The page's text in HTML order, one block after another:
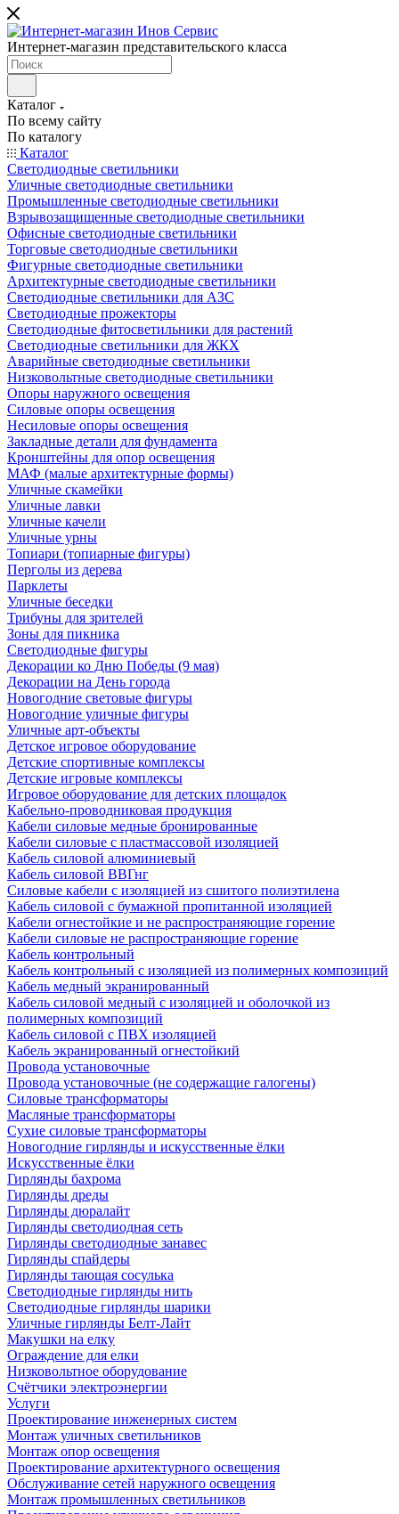
Интернет-магазин представительского класса
Каталог
По всему сайту
По каталогу
Каталог
Светодиодные светильники
Уличные светодиодные светильники
Промышленные светодиодные светильники
Взрывозащищенные светодиодные светильники
Офисные светодиодные светильники
Торговые светодиодные светильники
Фигурные светодиодные светильники
Архитектурные светодиодные светильники
Светодиодные светильники для АЗС
Светодиодные прожекторы
Светодиодные фитосветильники для растений
Светодиодные светильники для ЖКХ
Аварийные светодиодные светильники
Низковольтные светодиодные светильники
Опоры наружного освещения
Силовые опоры освещения
Несиловые опоры освещения
Закладные детали для фундамента
Кронштейны для опор освещения
МАФ (малые архитектурные формы)
Уличные скамейки
Уличные лавки
Уличные качели
Уличные урны
Топиари (топиарные фигуры)
Перголы из дерева
Парклеты
Уличные беседки
Трибуны для зрителей
Зоны для пикника
Светодиодные фигуры
Декорации ко Дню Победы (9 мая)
Декорации на День города
Новогодние световые фигуры
Новогодние уличные фигуры
Уличные арт-объекты
Детское игровое оборудование
Детские спортивные комплексы
Детские игровые комплексы
Игровое оборудование для детских площадок
Кабельно-проводниковая продукция
Кабели силовые медные бронированные
Кабели силовые с пластмассовой изоляцией
Кабель силовой алюминиевый
Кабель силовой ВВГнг
Силовые кабели с изоляцией из сшитого полиэтилена
Кабель силовой с бумажной пропитанной изоляцией
Кабели огнестойкие и не распространяющие горение
Кабели силовые не распространяющие горение
Кабель контрольный
Кабель контрольный с изоляцией из полимерных композиций
Кабель медный экранированный
Кабель силовой медный с изоляцией и оболочкой из
полимерных композиций
Кабель силовой с ПВХ изоляцией
Кабель экранированный огнестойкий
Провода установочные
Провода установочные (не содержащие галогены)
Силовые трансформаторы
Масляные трансформаторы
Сухие силовые трансформаторы
Новогодние гирлянды и искусственные ёлки
Искусственные ёлки
Гирлянды бахрома
Гирлянды дреды
Гирлянды дюралайт
Гирлянды светодиодная сеть
Гирлянды светодиодные занавес
Гирлянды спайдеры
Гирлянды тающая сосулька
Светодиодные гирлянды нить
Светодиодные гирлянды шарики
Уличные гирлянды Белт-Лайт
Макушки на елку
Ограждение для елки
Низковольтное оборудование
Счётчики электроэнергии
Услуги
Проектирование инженерных систем
Монтаж уличных светильников
Монтаж опор освещения
Проектирование архитектурного освещения
Обслуживание сетей наружного освещения
Монтаж промышленных светильников